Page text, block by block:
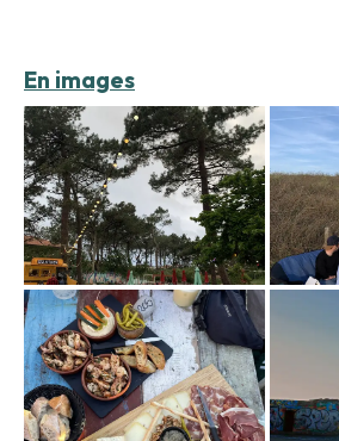
En images